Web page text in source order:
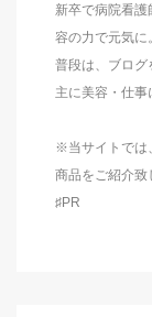
新卒で病院看
容の力で元気に。
普段は、ブログ
主に美容・仕事
※当サイトでは
商品をご紹介致
♯PR